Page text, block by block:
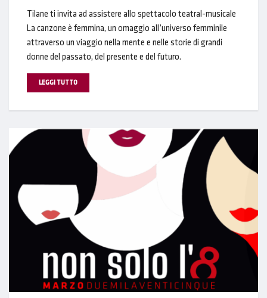
Tilane ti invita ad assistere allo spettacolo teatral-musicale
La canzone è femmina, un omaggio all’universo femminile
attraverso un viaggio nella mente e nelle storie di grandi
donne del passato, del presente e del futuro.
LEGGI TUTTO